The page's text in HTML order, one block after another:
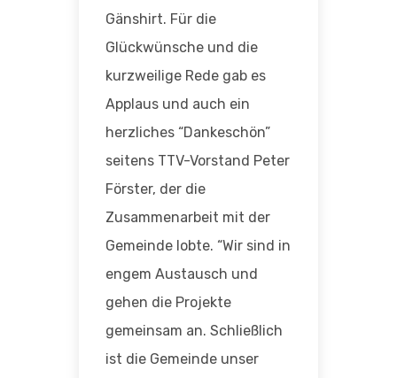
Gänshirt. Für die
Glückwünsche und die
kurzweilige Rede gab es
Applaus und auch ein
herzliches “Dankeschön”
seitens TTV-Vorstand Peter
Förster, der die
Zusammenarbeit mit der
Gemeinde lobte. “Wir sind in
engem Austausch und
gehen die Projekte
gemeinsam an. Schließlich
ist die Gemeinde unser